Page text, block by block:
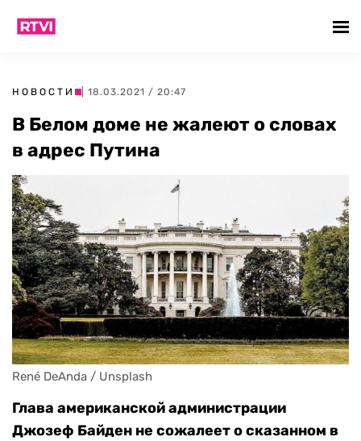
НОВОСТИ | 18.03.2021 / 20:47
В Белом доме не жалеют о словах
в адрес Путина
René DeAnda / Unsplash
Глава американской администрации
Джозеф Байден не сожалеет о сказанном в